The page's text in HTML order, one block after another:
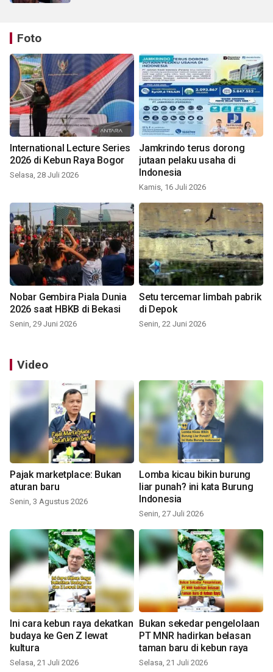
Foto
International Lecture Series
2026 di Kebun Raya Bogor
Selasa, 28 Juli 2026
Jamkrindo terus dorong
jutaan pelaku usaha di
Indonesia
Kamis, 16 Juli 2026
Nobar Gembira Piala Dunia
2026 saat HBKB di Bekasi
Senin, 29 Juni 2026
Setu tercemar limbah pabrik
di Depok
Senin, 22 Juni 2026
Video
Pajak marketplace: Bukan
aturan baru
Senin, 3 Agustus 2026
Lomba kicau bikin burung
liar punah? ini kata Burung
Indonesia
Senin, 27 Juli 2026
Ini cara kebun raya dekatkan
budaya ke Gen Z lewat
kultura
Selasa, 21 Juli 2026
Bukan sekedar pengelolaan
PT MNR hadirkan belasan
taman baru di kebun raya
Selasa, 21 Juli 2026